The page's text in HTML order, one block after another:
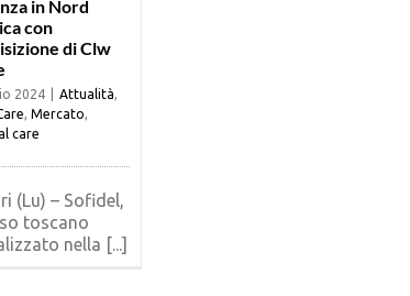
in Nord
con
di Clw
2024 Attualità
Mercato
care
(Lu) – Sofidel,
toscano
nella [...]